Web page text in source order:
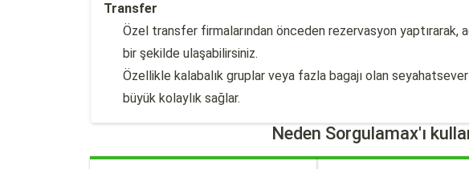
Transfer
Özel transfer firmalarından önceden rezervasyon yaptırarak,
bir şekilde ulaşabilirsiniz.
Özellikle kalabalık gruplar veya fazla bagajı olan
büyük kolaylık sağlar.
Neden Sorgulamax'ı